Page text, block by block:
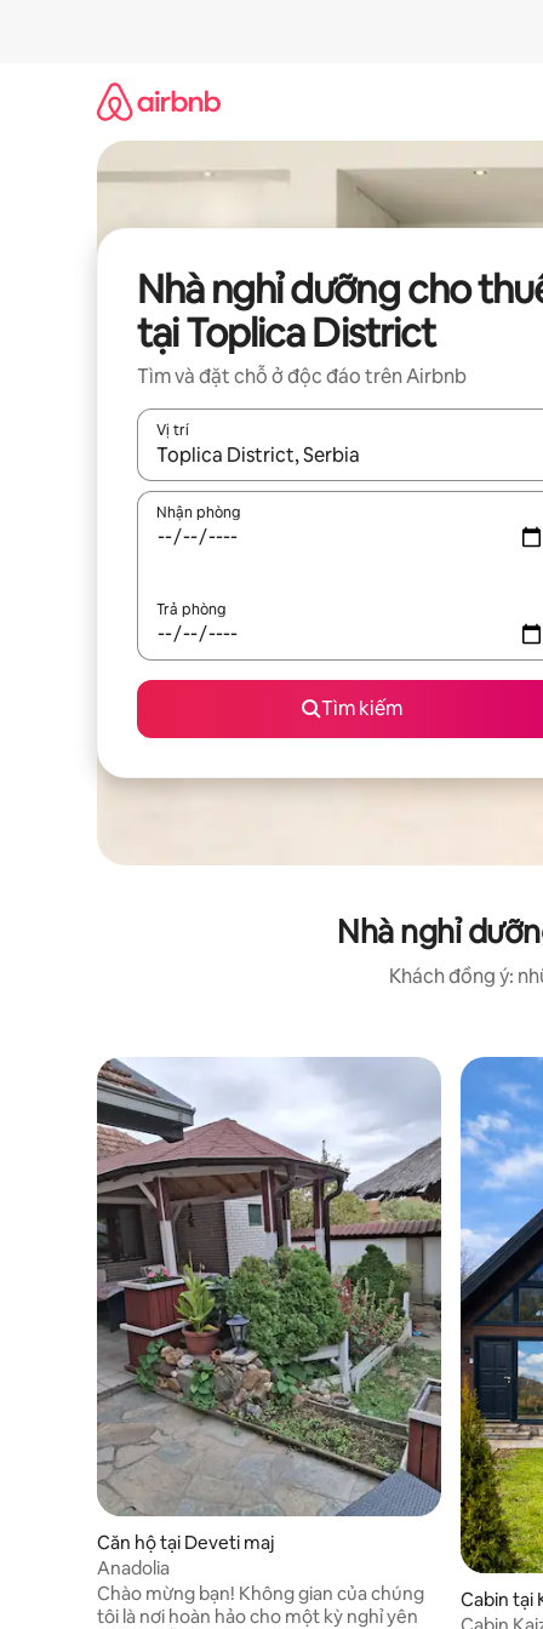
Nhà nghỉ dưỡng cho
tại Toplica District
Tìm và đặt chỗ ở độc đáo trên Airbnb
Vị trí
Khi có kết quả, hãy điều hướng bằng phím mũi
Nhận phòng
Trả phòng
Tìm kiếm
Nhà nghỉ
Khách đồng ý:
Căn hộ tại Deveti maj
Anadolia
Chào mừng bạn! Không gian của chúng
tôi là nơi hoàn hảo cho một kỳ nghỉ yên
Cabin tại